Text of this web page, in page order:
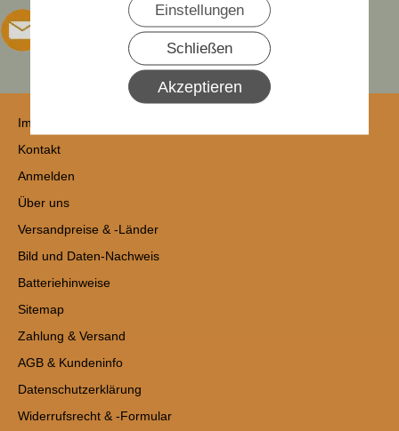
Einstellungen
Schließen
Akzeptieren
Impressum
Kontakt
Anmelden
Über uns
Versandpreise & -Länder
Bild und Daten-Nachweis
Batteriehinweise
Sitemap
Zahlung & Versand
AGB & Kundeninfo
Datenschutzerklärung
Widerrufsrecht & -Formular